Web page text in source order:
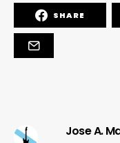
SHARE
Jose A.